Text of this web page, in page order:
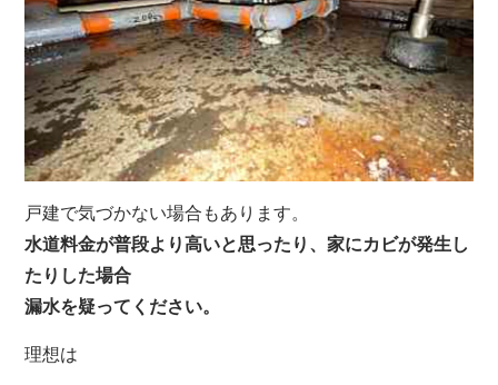
戸建で気づかない場合もあります。
水道料金が普段より高いと思ったり、家にカビが発生し
たりした場合
漏水を疑ってください。
理想は